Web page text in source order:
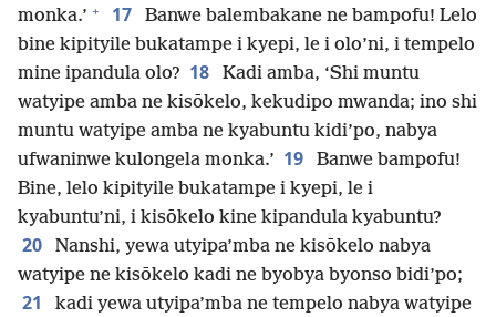
monka.’ + 17
Banwe balembakane ne bampofu! Lelo
bine kipityile bukatampe i kyepi, le i olo’ni, i tempelo
mine ipandula olo? 18
Kadi amba, ‘Shi muntu
watyipe amba ne kisōkelo, kekudipo mwanda; ino shi
muntu watyipe amba ne kyabuntu kidi’po, nabya
ufwaninwe kulongela monka.’ 19
Banwe bampofu!
Bine, lelo kipityile bukatampe i kyepi, le i
kyabuntu’ni, i kisōkelo kine kipandula kyabuntu?
20
Nanshi, yewa utyipa’mba ne kisōkelo nabya
watyipe ne kisōkelo kadi ne byobya byonso bidi’po;
21
kadi yewa utyipa’mba ne tempelo nabya watyipe